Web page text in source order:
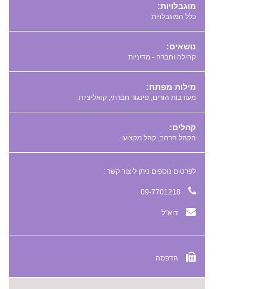
מוגבלויות:
כלל המוגבלויות
נושאים:
קהילה וחברה - מדיניות
מילות מפתח:
,
,
קהלים:
הקהל הרחב, קהל מקצועי
לפרטים נוספים ניתן ליצור קשר :
דוא"ל
הדפסה